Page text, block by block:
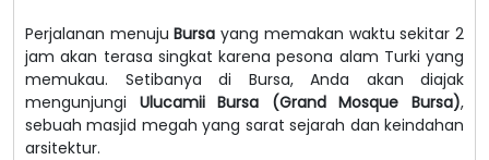
Perjalanan menujuBursa yang memakan waktu sekitar 2
jam akan terasa singkat karena pesona alam Turki yang
memukau. Setibanya di Bursa, Anda akan diajak
mengunjungi Ulucamii Bursa (Grand Mosque Bursa),
sebuah masjid megah yang sarat sejarah dan keindahan
arsitektur.